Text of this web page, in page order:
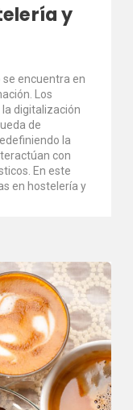
y
encuentra en
Los
digitalización
de
la
con
En este
en hostelería y